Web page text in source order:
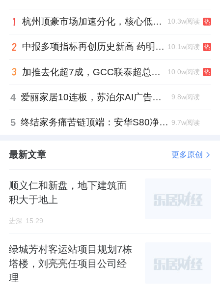
杭州顶豪市场加速分化，核心低密资产迎来价值兑现 10.3w阅读 热
中报多项指标再创历史新高 药明康德将高质量发展成果“分发”到位 10.1w阅读 热
加推去化超7成，GCC联泰超总湾再次引爆深圳顶豪市场认购热潮 10.0w阅读 热
4 爱丽家居10连板，苏泊尔AI广告翻车，居然之家首单REITs获批丨家居周记 9.8w阅读
5 终结家务痛苦链顶端：安华S80净界守护者以“5重泡沫洗”让马桶从此免刷洗 9.7w阅读
最新文章 更多原创
顺义仁和新盘，地下建筑面
积大于地上
进深 15:29
绿城芳村客运站项目规划7栋
塔楼，刘亮亮任项目公司经
理